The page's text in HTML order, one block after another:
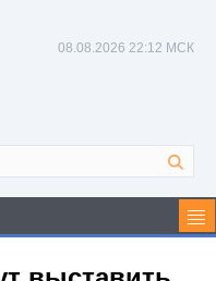
08.08.2026 22:12 МСК